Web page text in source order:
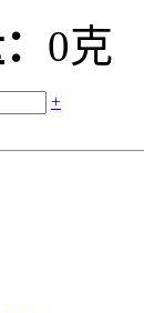
0克
+